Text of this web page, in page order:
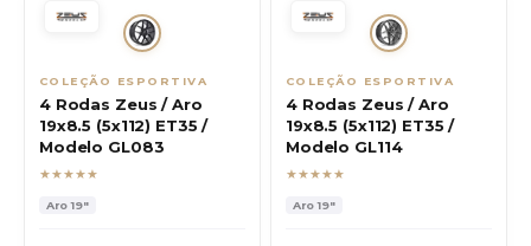
COLEÇÃO ESPORTIVA
4 Rodas Zeus / Aro
19x8.5 (5x112) ET35 /
Modelo GL083
★★★★★
Aro19"
COLEÇÃO ESPORTIVA
4 Rodas Zeus / Aro
19x8.5 (5x112) ET35 /
Modelo GL114
★★★★★
Aro19"